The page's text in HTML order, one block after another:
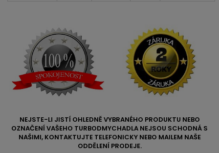
NEJSTE-LI JISTÍ OHLEDNĚ VYBRANÉHO PRODUKTU NEBO
OZNAČENÍ VAŠEHO TURBODMYCHADLA NEJSOU SCHODNÁ S
NAŠIMI, KONTAKTUJTE TELEFONICKY NEBO MAILEM NAŠE
ODDĚLENÍ PRODEJE.